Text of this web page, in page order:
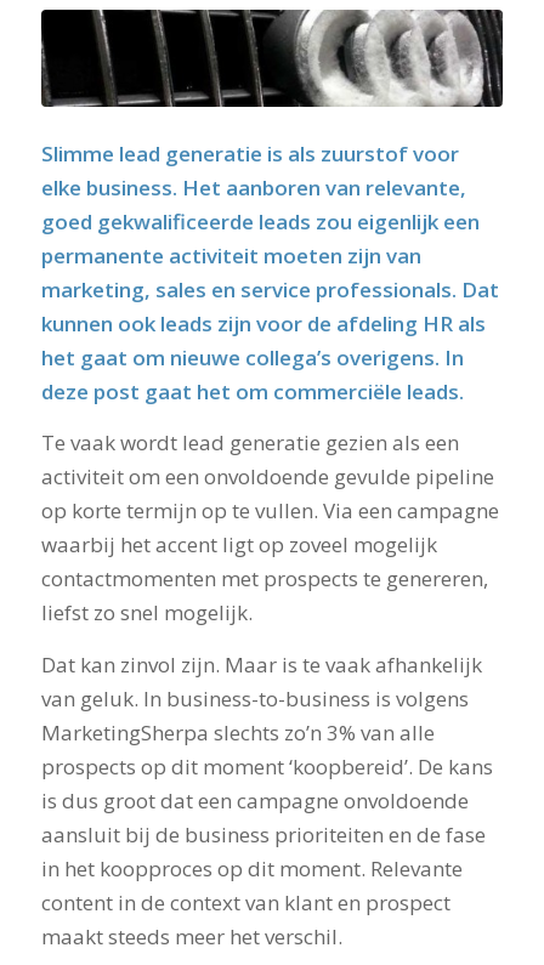
Slimme lead generatie is als zuurstof voor
elke business. Het aanboren van relevante,
goed gekwalificeerde leads zou eigenlijk een
permanente activiteit moeten zijn van
marketing, sales en service professionals. Dat
kunnen ook leads zijn voor de afdeling HR als
het gaat om nieuwe collega’s overigens. In
deze post gaat het om commerciële leads.
Te vaak wordt lead generatie gezien als een
activiteit om een onvoldoende gevulde pipeline
op korte termijn op te vullen. Via een campagne
waarbij het accent ligt op zoveel mogelijk
contactmomenten met prospects te genereren,
liefst zo snel mogelijk.
Dat kan zinvol zijn. Maar is te vaak afhankelijk
van geluk. In business-to-business is volgens
MarketingSherpa slechts zo’n 3% van alle
prospects op dit moment ‘koopbereid’. De kans
is dus groot dat een campagne onvoldoende
aansluit bij de business prioriteiten en de fase
in het koopproces op dit moment. Relevante
content in de context van klant en prospect
maakt steeds meer het verschil.